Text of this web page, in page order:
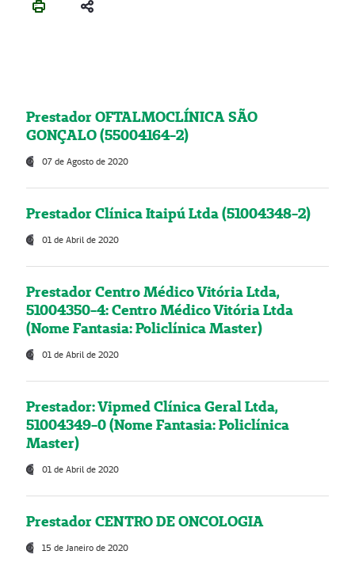
Prestador OFTALMOCLÍNICA SÃO
GONÇALO (55004164-2)
07 de Agosto de 2020
Prestador Clínica Itaipú Ltda (51004348-2)
01 de Abril de 2020
Prestador Centro Médico Vitória Ltda,
51004350-4: Centro Médico Vitória Ltda
(Nome Fantasia: Policlínica Master)
01 de Abril de 2020
Prestador: Vipmed Clínica Geral Ltda,
51004349-0 (Nome Fantasia: Policlínica
Master)
01 de Abril de 2020
Prestador CENTRO DE ONCOLOGIA
15 de Janeiro de 2020